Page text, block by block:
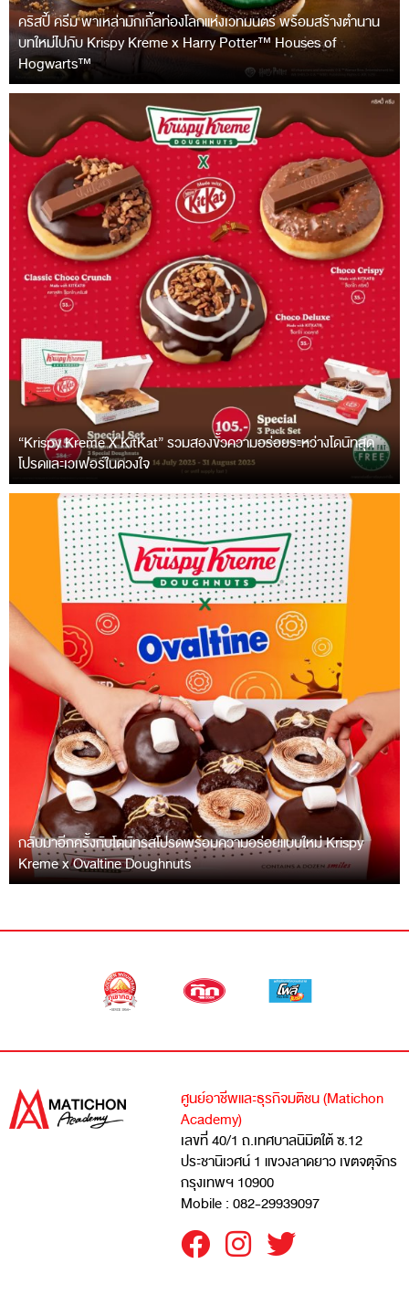
คริสปี้ ครีม พาเหล่ามักเกิ้ลท่องโลกแห่งเวทมนตร์ พร้อมสร้างตำนาน
บทใหม่ไปกับ Krispy Kreme x Harry Potter™ Houses of
Hogwarts™
“Krispy Kreme X KitKat” รวมสองขั้วความอร่อยระหว่างโดนัทสุด
โปรดและเวเฟอร์ในดวงใจ
กลับมาอีกครั้งกับโดนัทรสโปรดพร้อมความอร่อยแบบใหม่ Krispy
Kreme x Ovaltine Doughnuts
ศูนย์อาชีพและธุรกิจมติชน (Matichon
Academy)
เลขที่ 40/1 ถ.เทศบาลนิมิตใต้ ซ.12
ประชานิเวศน์ 1 แขวงลาดยาว เขตจตุจักร
กรุงเทพฯ 10900
Mobile : 082-29939097